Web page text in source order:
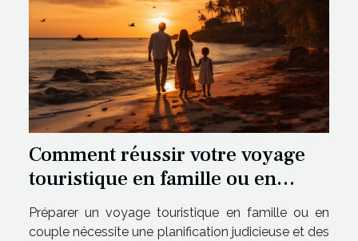
Comment réussir votre voyage
touristique en famille ou en
amoureux ?
Préparer un voyage touristique en famille ou en
couple nécessite une planification judicieuse et des